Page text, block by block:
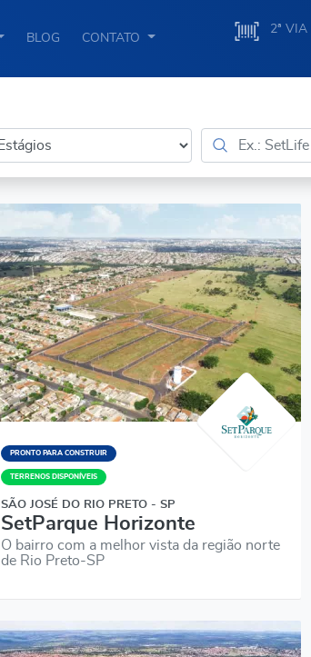
BLOG CONTATO
2ª VIA
Busca
PRONTO PARA CONSTRUIR
TERRENOS DISPONÍVEIS
SÃO JOSÉ DO RIO PRETO - SP
SetParque Horizonte
O bairro com a melhor vista da região norte
de Rio Preto-SP